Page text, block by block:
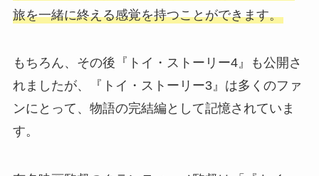
旅を一緒に終える感覚を持つことができます。
もちろん、その後『トイ・ストーリー4』も公開さ
れましたが、『トイ・ストーリー3』は多くのファ
ンにとって、物語の完結編として記憶されていま
す。